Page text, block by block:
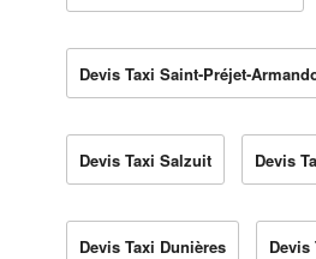
Devis Taxi Saint-Préjet-
Devis Taxi Salzuit Devis
Devis Taxi Dunières Devis